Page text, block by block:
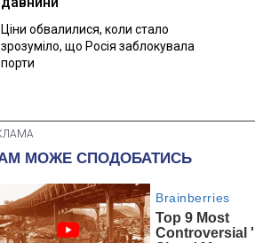
Ціни обвалилися, коли стало
зрозуміло, що Росія заблокувала
порти